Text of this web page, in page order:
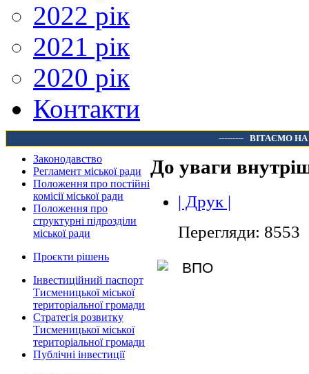
2022 рік
2021 рік
2020 рік
Контакти
--------- ВІТАЄМО
Законодавство
Регламент міської ради
Положення про постійні
комісії міської ради
Положення про
структурні підрозділи
міської ради
Проєкти рішень
Інвестиційний паспорт
Тисменицької міської
територіальної громади
Стратегія розвитку
Тисменицької міської
територіальної громади
Публічні інвестиції
До уваги
| Друк |
Перегляди: 8553